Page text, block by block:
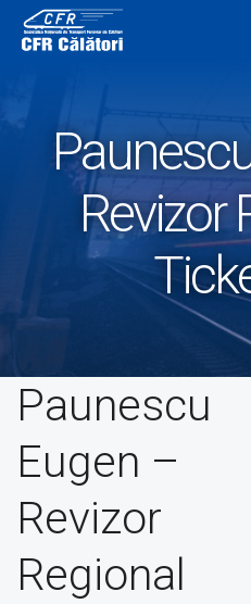
content
Revizor
Paunescu
Eugen –
Revizor
Regional